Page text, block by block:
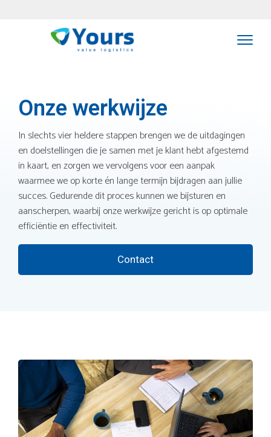
Onze werkwijze
In slechts vier heldere stappen brengen we de uitdagingen
en doelstellingen die je samen met je klant hebt afgestemd
in kaart, en zorgen we vervolgens voor een aanpak
waarmee we op korte én lange termijn bijdragen aan jullie
succes. Gedurende dit proces kunnen we bijsturen en
aanscherpen, waarbij onze werkwijze gericht is op optimale
efficiëntie en effectiviteit.
Contact